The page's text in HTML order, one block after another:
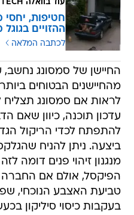
עוד בוואלה TECH
חטיפות, יחסי
ההזויים
לכתבה המלאה
החיישן של סמסונג נחשב,
מהחיישנים הבטוחים
לראות אם סמסונג
עדכון תוכנה, כיוון שאם
להתפתח לכדי הריקול
מנגנון זיהוי פנים דומה
הפיקסל, אולם אם
טביעת האצבע הנוכחי,
בעקבות כיסוי סיליקון